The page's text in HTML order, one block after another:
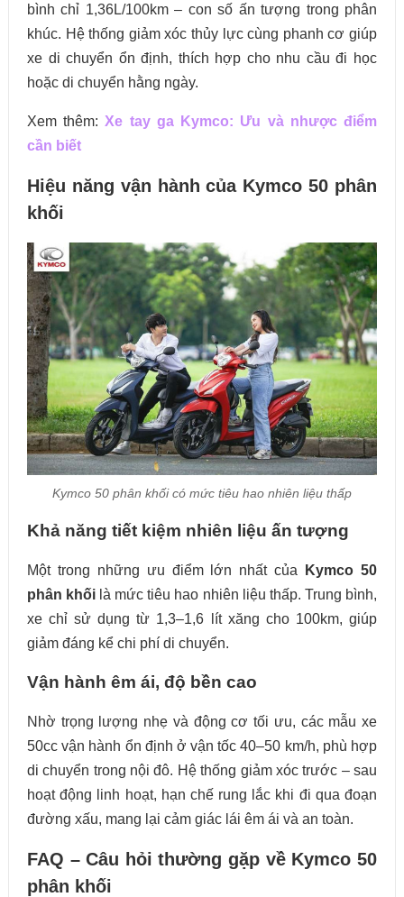
bình chỉ 1,36L/100km – con số ấn tượng trong phân
khúc. Hệ thống giảm xóc thủy lực cùng phanh cơ giúp
xe di chuyển ổn định, thích hợp cho nhu cầu đi học
hoặc di chuyển hằng ngày.
Xem thêm:Xe tay ga Kymco: Ưu và nhược điểm
cần biết
Hiệu năng vận hành của Kymco 50 phân
khối
Kymco 50 phân khối có mức tiêu hao nhiên liệu thấp
Khả năng tiết kiệm nhiên liệu ấn tượng
Một trong những ưu điểm lớn nhất của
Kymco 50
phân khối là mức tiêu hao nhiên liệu thấp. Trung bình,
xe chỉ sử dụng từ 1,3–1,6 lít xăng cho 100km, giúp
giảm đáng kể chi phí di chuyển.
Vận hành êm ái, độ bền cao
Nhờ trọng lượng nhẹ và động cơ tối ưu, các mẫu xe
50cc vận hành ổn định ở vận tốc 40–50 km/h, phù hợp
di chuyển trong nội đô. Hệ thống giảm xóc trước – sau
hoạt động linh hoạt, hạn chế rung lắc khi đi qua đoạn
đường xấu, mang lại cảm giác lái êm ái và an toàn.
FAQ – Câu hỏi thường gặp về Kymco 50
phân khối